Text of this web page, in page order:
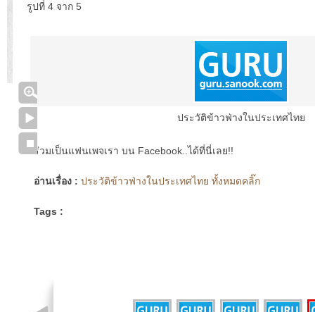
รูปที่ 4 จาก 5
ประวัติข้าวฟ่างในประเทศไทย
ร่วมเป็นแฟนเพจเรา บน Facebook..ได้ที่นี่เลย!!
อ่านเรื่อง : ประวัติข้าวฟ่างในประเทศไทย ทั้งหมดคลิ๊ก
Tags :